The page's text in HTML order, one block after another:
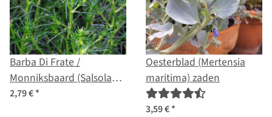
Barba Di Frate /
Monniksbaard (Salsola
soda) zaden
2,79 €*
Oesterblad (Mertensia
maritima) zaden
3,59 €*